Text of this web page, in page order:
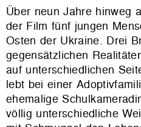
Über neun Jahre hinweg
der Film fünf jungen
Osten der Ukraine. Drei
gegensätzlichen
auf unterschiedlichen
lebt bei einer
ehemalige
völlig unterschiedliche